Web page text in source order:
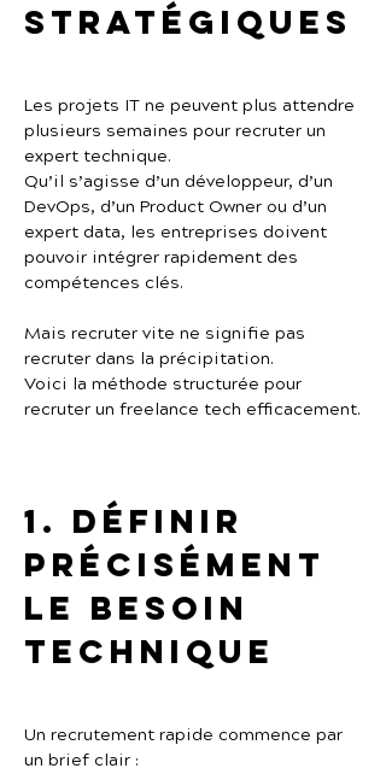
stratégiques
Les projets IT ne peuvent plus attendre
plusieurs semaines pour recruter un
expert technique.
Qu’il s’agisse d’un développeur, d’un
DevOps, d’un Product Owner ou d’un
expert data, les entreprises doivent
pouvoir intégrer rapidement des
compétences clés.
Mais recruter vite ne signifie pas
recruter dans la précipitation.
Voici la méthode structurée pour
recruter un freelance tech efficacement.
1. Définir
précisément
le besoin
technique
Un recrutement rapide commence par
un brief clair :